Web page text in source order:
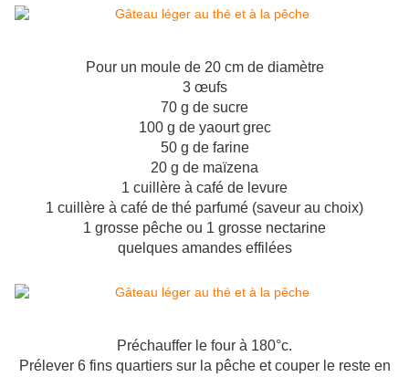
Pour un moule de 20 cm de diamètre
3 œufs
70 g de sucre
100 g de yaourt grec
50 g de farine
20 g de maïzena
1 cuillère à café de levure
1 cuillère à café de thé parfumé (saveur au choix)
1 grosse pêche ou 1 grosse nectarine
quelques amandes effilées
Préchauffer le four à 180°c.
Prélever 6 fins quartiers sur la pêche et couper le reste en